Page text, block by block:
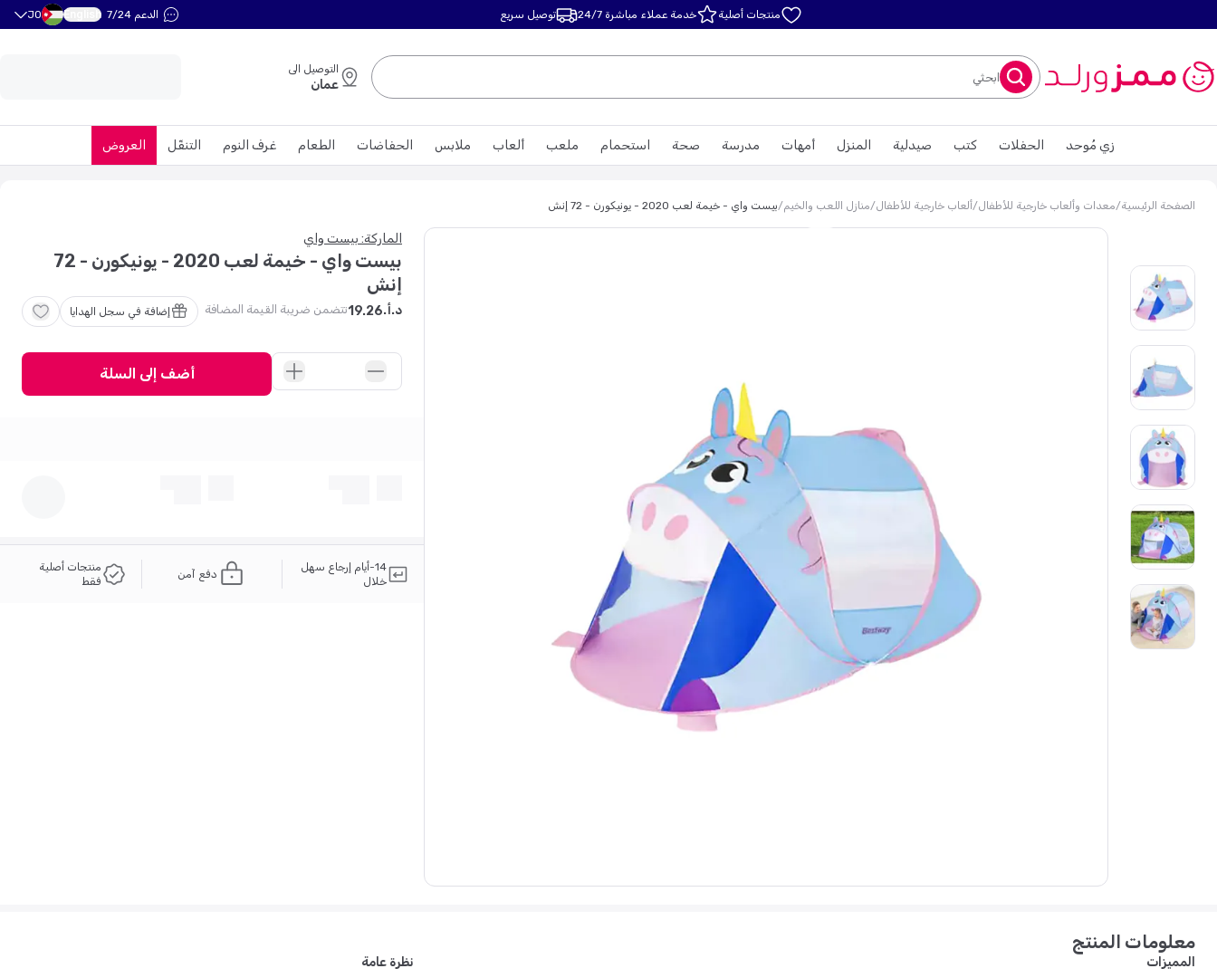
منتجات أصلية خدمة عملاء مباشرة 24/7 توصيل سريع الدعم 7/24 English
JO
ابحثي
التوصيل الى
عمان
العروض التنقّل غرف النوم الطعام الحفاضات ملابس ألعاب ملعب استحمام صحة مدرسة أمهات المنزل صيدلية كتب الحفلات زي مُوحد
الصفحة الرئيسية/معدات وألعاب خارجية للأطفال/ألعاب خارجية للأطفال/منازل اللعب والخيم/بيست واي - خيمة لعب 2020 - يونيكورن - 72 إنش
الماركة: بيست واي
بيست واي - خيمة لعب 2020 - يونيكورن - 72
إنش
د.أ. 19.26 تتضمن ضريبة القيمة المضافة إضافة في سجل الهدايا
أضف إلى السلة
14-أيام إرجاع سهل
خلال
دفع آمن
منتجات أصلية
فقط
معلومات المنتج
المميزات
نظرة عامة